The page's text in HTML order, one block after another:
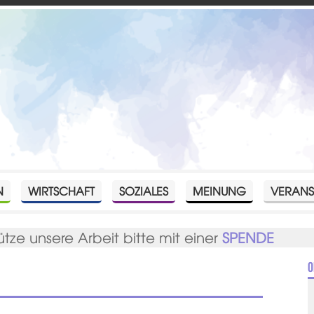
WIRTSCHAFT SOZIALES MEINUNG
unsere Arbeit bitte mit einerSPENDE